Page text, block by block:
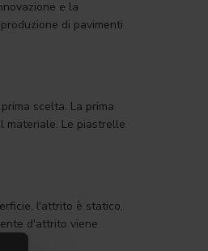
e la
di pavimenti
scelta. La prima
materiale. Le piastrelle
l'attrito è statico,
d'attrito viene